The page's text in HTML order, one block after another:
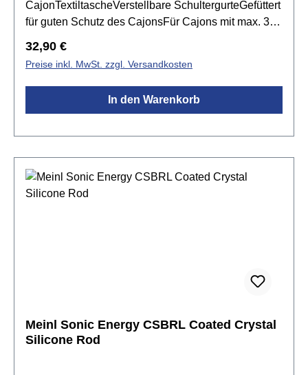
CajonTextiltascheVerstellbare SchultergurteGefüttert
für guten Schutz des CajonsFür Cajons mit max. 30
Regulärer Preis:
32,90 €
Preise inkl. MwSt. zzgl. Versandkosten
In den Warenkorb
Meinl Sonic Energy CSBRL Coated Crystal
Silicone Rod